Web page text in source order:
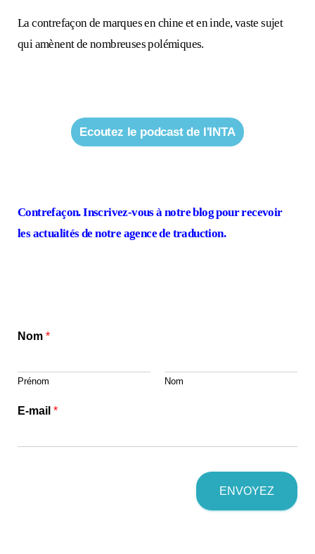
La contrefaçon de marques en chine et en inde, vaste sujet
qui amènent de nombreuses polémiques.
Ecoutez le podcast de l'INTA
Contrefaçon. Inscrivez-vous à notre blog pour recevoir
les actualités de notre agence de traduction.
Nom *
Prénom Nom
E-mail *
ENVOYEZ